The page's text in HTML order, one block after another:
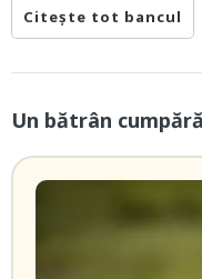
Citește tot bancul
Un bătrân